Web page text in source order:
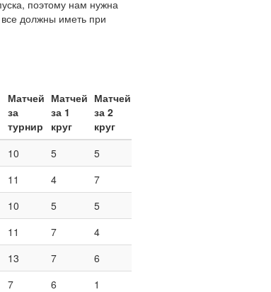
поэтому нам нужна
должны иметь при
Матчей
за
турнир
Матчей
за 1
круг
Матчей
за 2
круг
10 5
5
11 4
7
10 5
5
11 7
4
13 7
6
7 6
1